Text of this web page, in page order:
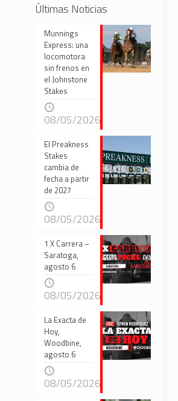
Últimas Noticias
Munnings
Express: una
locomotora
sin frenos en
el Johnstone
Stakes
08/05/2026
El Preakness
Stakes
cambia de
fecha a partir
de 2027
08/05/2026
1 X Carrera –
Saratoga,
agosto 6
08/05/2026
La Exacta de
Hoy,
Woodbine,
agosto 6
08/05/2026